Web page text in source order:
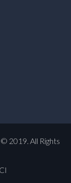
2019. All Rights